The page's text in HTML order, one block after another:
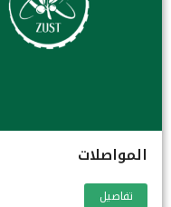
المواصلات
تفاصيل